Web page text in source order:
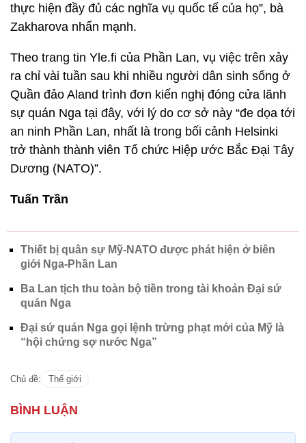
thực hiện đầy đủ các nghĩa vụ quốc tế của họ”, bà
Zakharova nhấn mạnh.
Theo trang tin Yle.fi của Phần Lan, vụ việc trên xảy
ra chỉ vài tuần sau khi nhiều người dân sinh sống ở
Quần đảo Aland trình đơn kiến nghị đóng cửa lãnh
sự quán Nga tại đây, với lý do cơ sở này “đe dọa tới
an ninh Phần Lan, nhất là trong bối cảnh Helsinki
trở thành thành viên Tổ chức Hiệp ước Bắc Đại Tây
Dương (NATO)”.
Tuấn Trần
Thiết bị quân sự Mỹ-NATO được phát hiện ở biên
giới Nga-Phần Lan
Ba Lan tịch thu toàn bộ tiền trong tài khoản Đại sứ
quán Nga
Đại sứ quán Nga gọi lệnh trừng phạt mới của Mỹ là
“hội chứng sợ nước Nga”
Chủ đề: Thế giới